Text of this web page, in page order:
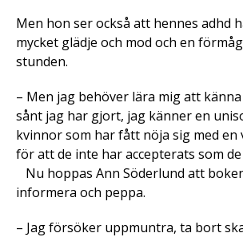
Men hon ser också att hennes adhd
mycket glädje och mod och en
stunden.
– Men jag behöver lära mig att
sånt jag har gjort, jag känner en
kvinnor som har fått nöja sig med en
för att de inte har accepterats som de
Nu hoppas Ann Söderlund att
informera och peppa.
– Jag försöker uppmuntra, ta bort